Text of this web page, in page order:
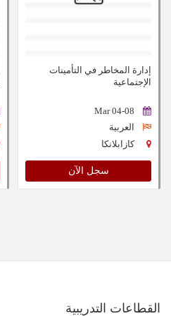
إدارة المخاطر في التأمينات
الإجتماعية
04-08 Mar
العربية
كازابلانكا
سجل الآن
القطاعات التدريبية